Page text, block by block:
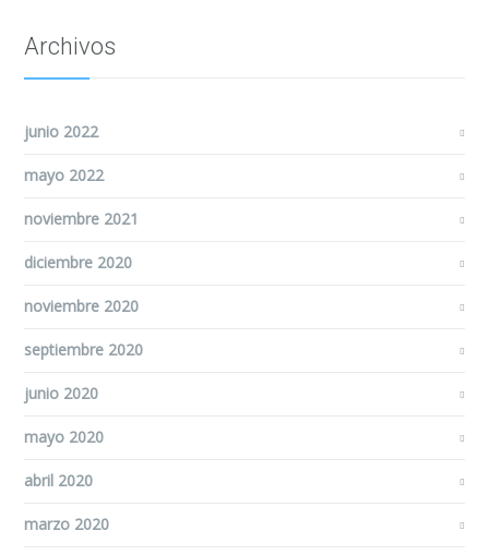
Archivos
junio 2022
mayo 2022
noviembre 2021
diciembre 2020
noviembre 2020
septiembre 2020
junio 2020
mayo 2020
abril 2020
marzo 2020